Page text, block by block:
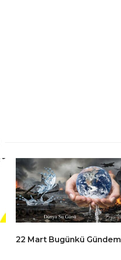
22 Mart Bugünkü Gündem